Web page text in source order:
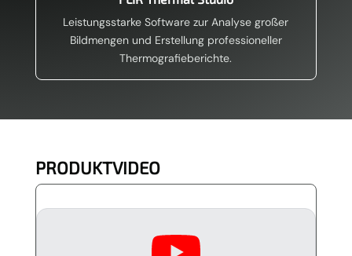
Leistungsstarke Software zur Analyse großer
Bildmengen und Erstellung professioneller
Thermografieberichte.
PRODUKTVIDEO